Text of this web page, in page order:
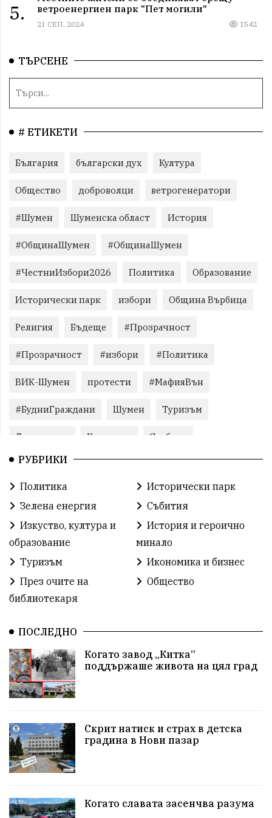
5.
ветроенергиен парк "Пет могили"
21 СЕП, 2024 1542
ТЪРСЕНЕ
# ЕТИКЕТИ
България български дух Култура
Общество доброволци ветрогенератори
#Шумен Шуменска област История
#ОбщинаШумен #ОбщинаШумен
#ЧестниИзбори2026 Политика Образование
Исторически парк избори Община Върбица
Религия Бъдеще #Прозрачност
#Прозрачност #избори #Политика
ВИК-Шумен протести #МафияВън
#БудниГраждани Шумен Туризъм
Литература Корупция Свобода
Справедливост
Събития Здраве Безводие
Безводие Война на пътя
#СилаНаНарода контрапротести
#България
Зависимости ИсторическиПарк НовиПазар
Неудобните Шуробаджанащина
БлизкоМинало
Пещера „Бисерна" АкваЯнтра
БългарскиПроизводител
РУБРИКИ
Политика
Исторически парк
Зелена енергия
Събития
Изкуство, култура и
образование
История и героично
минало
Туризъм
Икономика и бизнес
През очите на
библиотекаря
Общество
ПОСЛЕДНО
Когато завод „Китка“
поддържаше живота на цял град
Скрит натиск и страх в детска
градина в Нови пазар
Когато славата засенчва разума